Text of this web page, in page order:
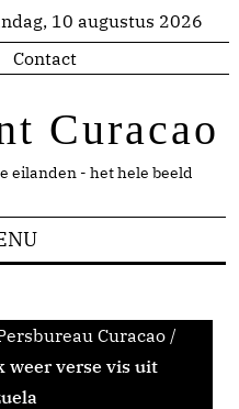
10 augustus 2026
Contact
Curacao
eilanden - het hele beeld
Curacao /
weer verse vis uit